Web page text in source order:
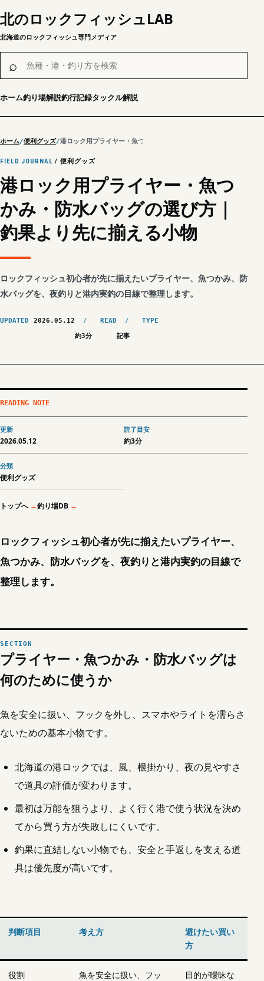
北のロックフィッシュLAB
北海道のロックフィッシュ専門メディア
魚種・港・釣り方を検索
⌕
ホーム釣り場解説釣行記録タックル解説
ホーム 便利グッズ 港ロック用プライヤー・魚つかみ・防水バッグの選び方｜釣果より先
FIELD JOURNAL / 便利グッズ
港ロック用プライヤー・魚つ
かみ・防水バッグの選び方｜
釣果より先に揃える小物
ロックフィッシュ初心者が先に揃えたいプライヤー、魚つかみ、防
水バッグを、夜釣りと港内実釣の目線で整理します。
UPDATED 2026.05.12
READ
約3分
TYPE
記事
READING NOTE
更新
2026.05.12
読了目安
約3分
分類
便利グッズ
トップへ 釣り場DB
ロックフィッシュ初心者が先に揃えたいプライヤー、
魚つかみ、防水バッグを、夜釣りと港内実釣の目線で
整理します。
プライヤー・魚つかみ・防水バッグは
何のために使うか
魚を安全に扱い、フックを外し、スマホやライトを濡らさ
ないための基本小物です。
北海道の港ロックでは、風、根掛かり、夜の見やすさ
で道具の評価が変わります。
最初は万能を狙うより、よく行く港で使う状況を決め
てから買う方が失敗しにくいです。
釣果に直結しない小物でも、安全と手返しを支える道
具は優先度が高いです。
判断項目 考え方
避けたい買い
方
役割
魚を安全に扱い、フッ
目的が曖昧な